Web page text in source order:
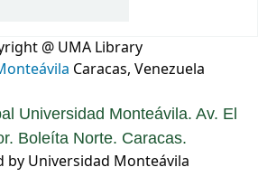
@ UMA Library
Caracas, Venezuela
Universidad Monteávila. Av. El
Boleíta Norte. Caracas.
by Universidad Monteávila